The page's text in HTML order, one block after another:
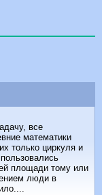
все
математики
только циркуля и
площади тому или
люди в